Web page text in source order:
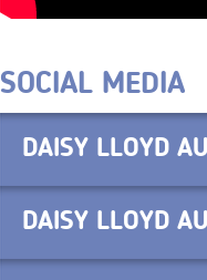
SOCIAL MEDIA
DAISY LLOYD
DAISY LLOYD